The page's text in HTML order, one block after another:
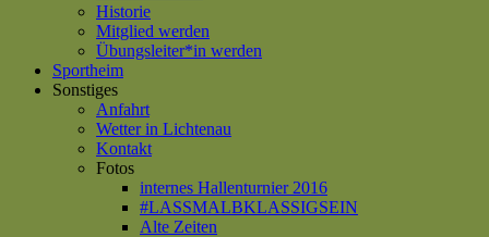
Historie
Mitglied werden
Übungsleiter*in werden
Sportheim
Sonstiges
Anfahrt
Wetter in Lichtenau
Kontakt
Fotos
internes Hallenturnier 2016
#LASSMALBKLASSIGSEIN
Alte Zeiten